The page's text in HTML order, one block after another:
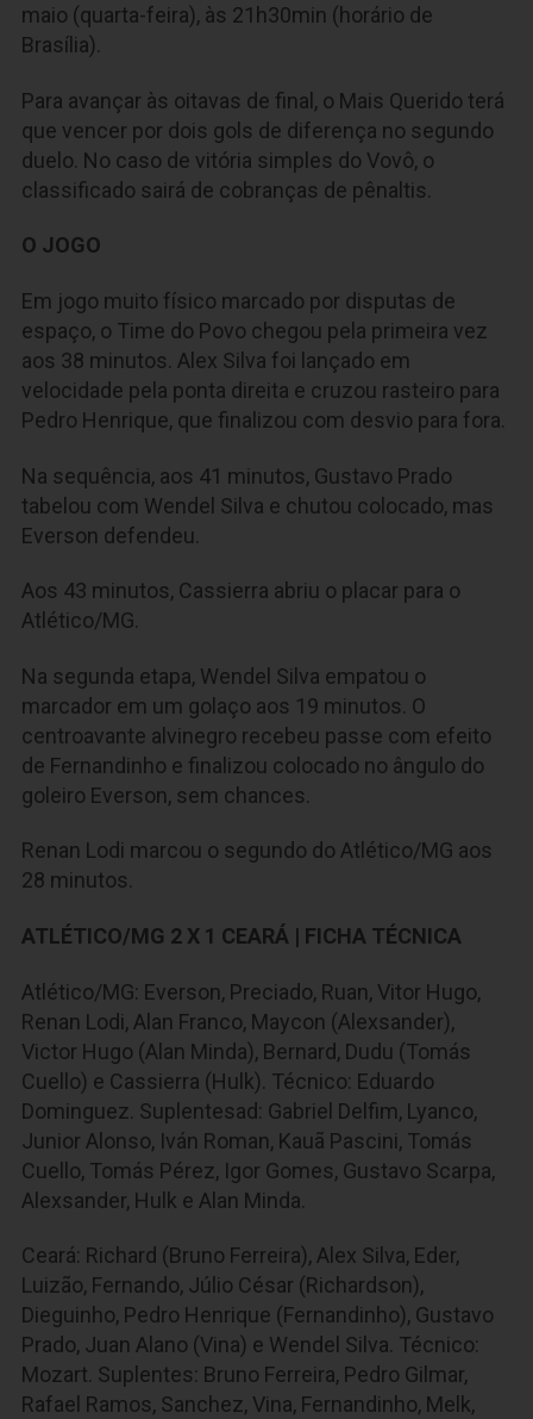
maio (quarta-feira), às 21h30min (horário de
Brasília).
Para avançar às oitavas de final, o Mais Querido terá
que vencer por dois gols de diferença no segundo
duelo. No caso de vitória simples do Vovô, o
classificado sairá de cobranças de pênaltis.
O JOGO
Em jogo muito físico marcado por disputas de
espaço, o Time do Povo chegou pela primeira vez
aos 38 minutos. Alex Silva foi lançado em
velocidade pela ponta direita e cruzou rasteiro para
Pedro Henrique, que finalizou com desvio para fora.
Na sequência, aos 41 minutos, Gustavo Prado
tabelou com Wendel Silva e chutou colocado, mas
Everson defendeu.
Aos 43 minutos, Cassierra abriu o placar para o
Atlético/MG.
Na segunda etapa, Wendel Silva empatou o
marcador em um golaço aos 19 minutos. O
centroavante alvinegro recebeu passe com efeito
de Fernandinho e finalizou colocado no ângulo do
goleiro Everson, sem chances.
Renan Lodi marcou o segundo do Atlético/MG aos
28 minutos.
ATLÉTICO/MG 2 X 1 CEARÁ | FICHA TÉCNICA
Atlético/MG: Everson, Preciado, Ruan, Vitor Hugo,
Renan Lodi, Alan Franco, Maycon (Alexsander),
Victor Hugo (Alan Minda), Bernard, Dudu (Tomás
Cuello) e Cassierra (Hulk). Técnico: Eduardo
Dominguez. Suplentesad: Gabriel Delfim, Lyanco,
Junior Alonso, Iván Roman, Kauã Pascini, Tomás
Cuello, Tomás Pérez, Igor Gomes, Gustavo Scarpa,
Alexsander, Hulk e Alan Minda.
Ceará: Richard (Bruno Ferreira), Alex Silva, Eder,
Luizão, Fernando, Júlio César (Richardson),
Dieguinho, Pedro Henrique (Fernandinho), Gustavo
Prado, Juan Alano (Vina) e Wendel Silva. Técnico:
Mozart. Suplentes: Bruno Ferreira, Pedro Gilmar,
Rafael Ramos, Sanchez, Vina, Fernandinho, Melk,